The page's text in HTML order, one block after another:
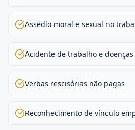
Assédio moral e sexual no
Acidente de trabalho e
Verbas rescisórias não pagas
Reconhecimento de vínculo